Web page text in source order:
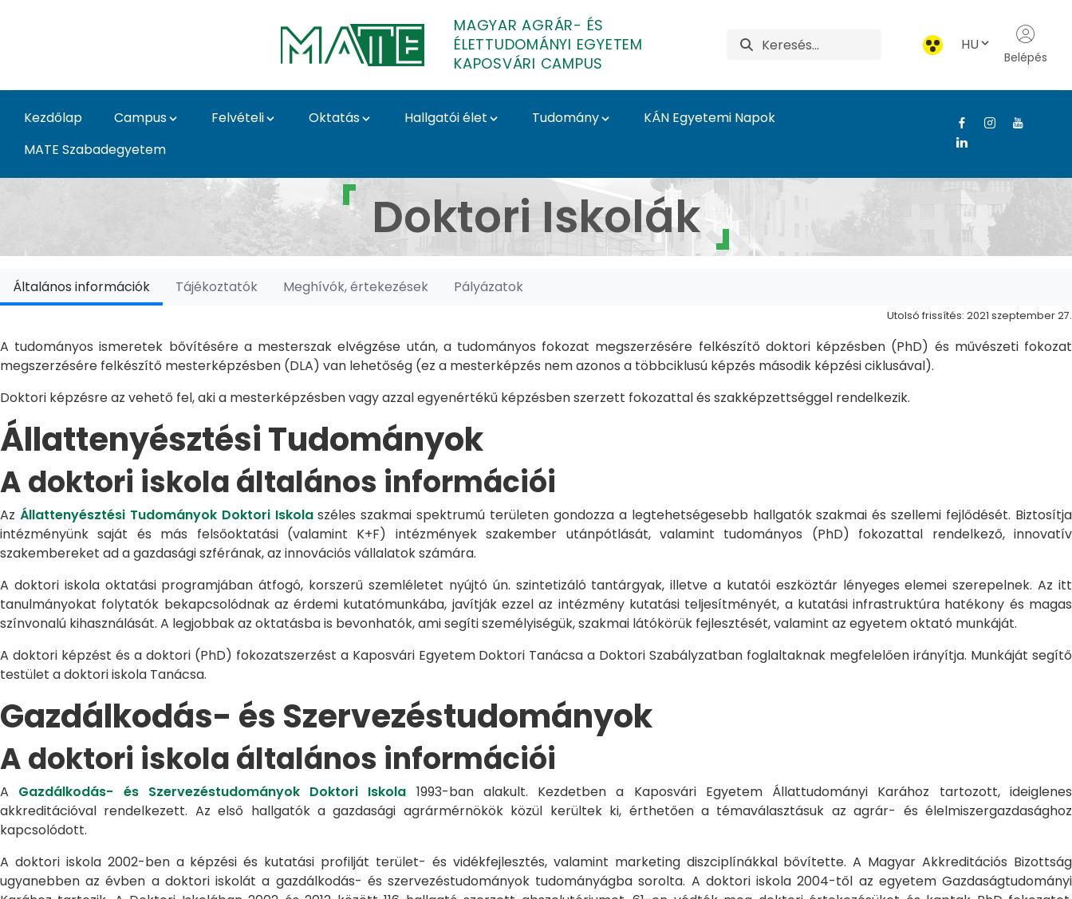
MAGYAR AGRÁR- ÉS
ÉLETTUDOMÁNYI EGYETEM
KAPOSVÁRI CAMPUS
HU
Belépés
Kezdőlap Campus Felvételi Oktatás Hallgatói élet Tudomány
KÁN Egyetemi Napok
MATE Szabadegyetem
Doktori Iskolák - Kaposvári Campus
Doktori Iskolák
Általános információk Tájékoztatók Meghívók, értekezések Pályázatok
Utolsó frissítés: 2021 szeptember 27.
A tudományos ismeretek bővítésére a mesterszak elvégzése után, a tudományos fokozat megszerzésére felkészítő doktori képzésben (PhD) és művészeti fokozat
megszerzésére felkészítő mesterképzésben (DLA) van lehetőség (ez a mesterképzés nem azonos a többciklusú képzés második képzési ciklusával).
Doktori képzésre az vehető fel, aki a mesterképzésben vagy azzal egyenértékű képzésben szerzett fokozattal és szakképzettséggel rendelkezik.
Állattenyésztési Tudományok
A doktori iskola általános információi
Az Állattenyésztési Tudományok Doktori Iskolaszéles szakmai spektrumú területen gondozza a legtehetségesebb hallgatók szakmai és szellemi fejlődését. Biztosítja
intézményünk saját és más felsőoktatási (valamint K+F) intézmények szakember utánpótlását, valamint tudományos (PhD) fokozattal rendelkező, innovatív
szakembereket ad a gazdasági szférának, az innovációs vállalatok számára.
A doktori iskola oktatási programjában átfogó, korszerű szemléletet nyújtó ún. szintetizáló tantárgyak, illetve a kutatói eszköztár lényeges elemei szerepelnek. Az itt
tanulmányokat folytatók bekapcsolódnak az érdemi kutatómunkába, javítják ezzel az intézmény kutatási teljesítményét, a kutatási infrastruktúra hatékony és magas
színvonalú kihasználását. A legjobbak az oktatásba is bevonhatók, ami segíti személyiségük, szakmai látókörük fejlesztését, valamint az egyetem oktató munkáját.
A doktori képzést és a doktori (PhD) fokozatszerzést a Kaposvári Egyetem Doktori Tanácsa a Doktori Szabályzatban foglaltaknak megfelelően irányítja. Munkáját segítő
testület a doktori iskola Tanácsa.
Gazdálkodás- és Szervezéstudományok
A doktori iskola általános információi
A Gazdálkodás- és Szervezéstudományok Doktori Iskola 1993-ban alakult. Kezdetben a Kaposvári Egyetem Állattudományi Karához tartozott, ideiglenes
akkreditációval rendelkezett. Az első hallgatók a gazdasági agrármérnökök közül kerültek ki, érthetően a témaválasztásuk az agrár- és élelmiszergazdasághoz
kapcsolódott.
A doktori iskola 2002-ben a képzési és kutatási profilját terület- és vidékfejlesztés, valamint marketing diszciplínákkal bővítette. A Magyar Akkreditációs Bizottság
ugyanebben az évben a doktori iskolát a gazdálkodás- és szervezéstudományok tudományágba sorolta. A doktori iskola 2004-től az egyetem Gazdaságtudományi